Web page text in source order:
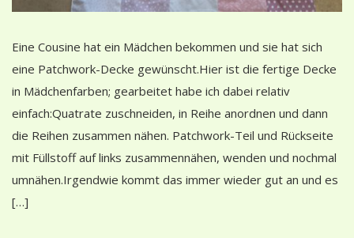
Eine Cousine hat ein Mädchen bekommen und sie hat sich
eine Patchwork-Decke gewünscht.Hier ist die fertige Decke
in Mädchenfarben; gearbeitet habe ich dabei relativ
einfach:Quatrate zuschneiden, in Reihe anordnen und dann
die Reihen zusammen nähen. Patchwork-Teil und Rückseite
mit Füllstoff auf links zusammennähen, wenden und nochmal
umnähen.Irgendwie kommt das immer wieder gut an und es
[…]